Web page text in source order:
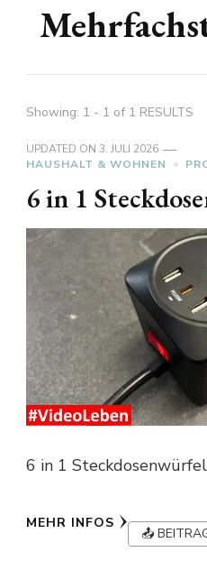
Showing: 1 - 1 of 1 RESULTS
UPDATED ON 3. JULI 2026
HAUSHALT & WOHNEN
6 in 1
6 in 1 Steckdosenwürfel
MEHR INFOS
📤